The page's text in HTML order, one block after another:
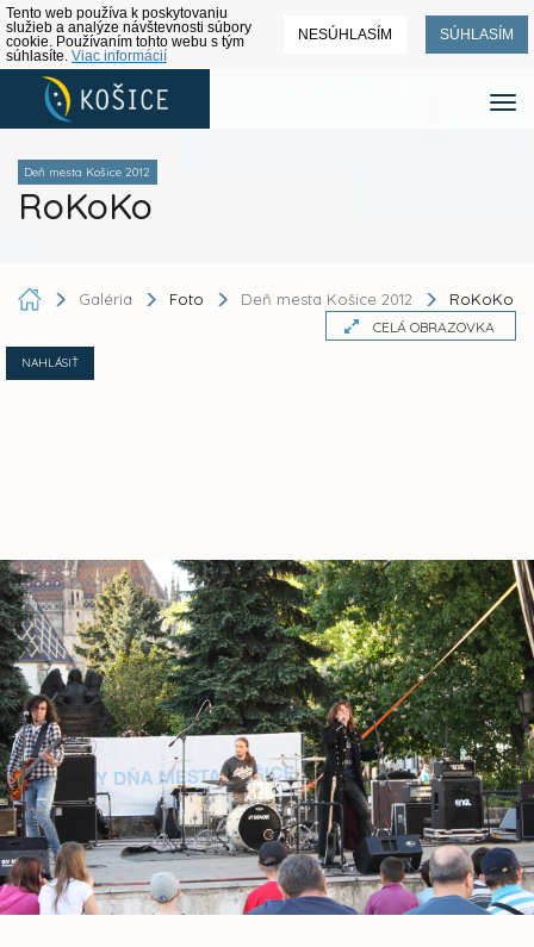
Tento web používa k poskytovaniu
služieb a analýze návštevnosti súbory
cookie. Používaním tohto webu s tým
súhlasíte. Viac informácií
NESÚHLASÍM SÚHLASÍM
Deň mesta Košice 2012
RoKoKo
Galéria Foto Deň mesta Košice 2012 RoKoKo
CELÁ OBRAZOVKA
NAHLÁSIŤ